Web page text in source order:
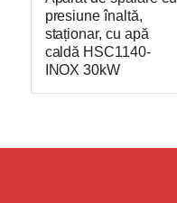
presiune înaltă,
staționar, cu apă
caldă HSC1140-
INOX 30kW